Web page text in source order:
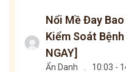
Nổi Mề Đay
Kiểm Soát
NGAY]
Ẩn Danh 10:03 -